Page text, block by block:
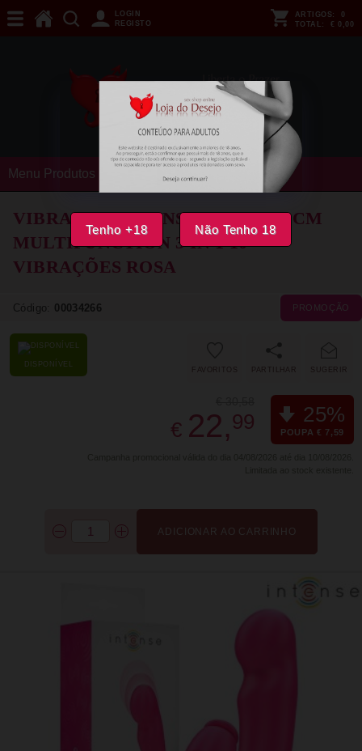
Tenho +18 Não Tenho 18
LOGIN
REGISTO
ARTIGOS:
0
TOTAL: € 0,00
Menu Produtos
VIBRADOR INTENSE - EMI 13.5 CM
MULTIFUNCTION 3 IN 1 10
VIBRAÇÕES ROSA
Código: 00034266 PROMOÇÃO
DISPONÍVEL
SUGERIR
FAVORITOS
€ 22,99 25%
POUPA € 7,59
ADICIONAR AO CARRINHO